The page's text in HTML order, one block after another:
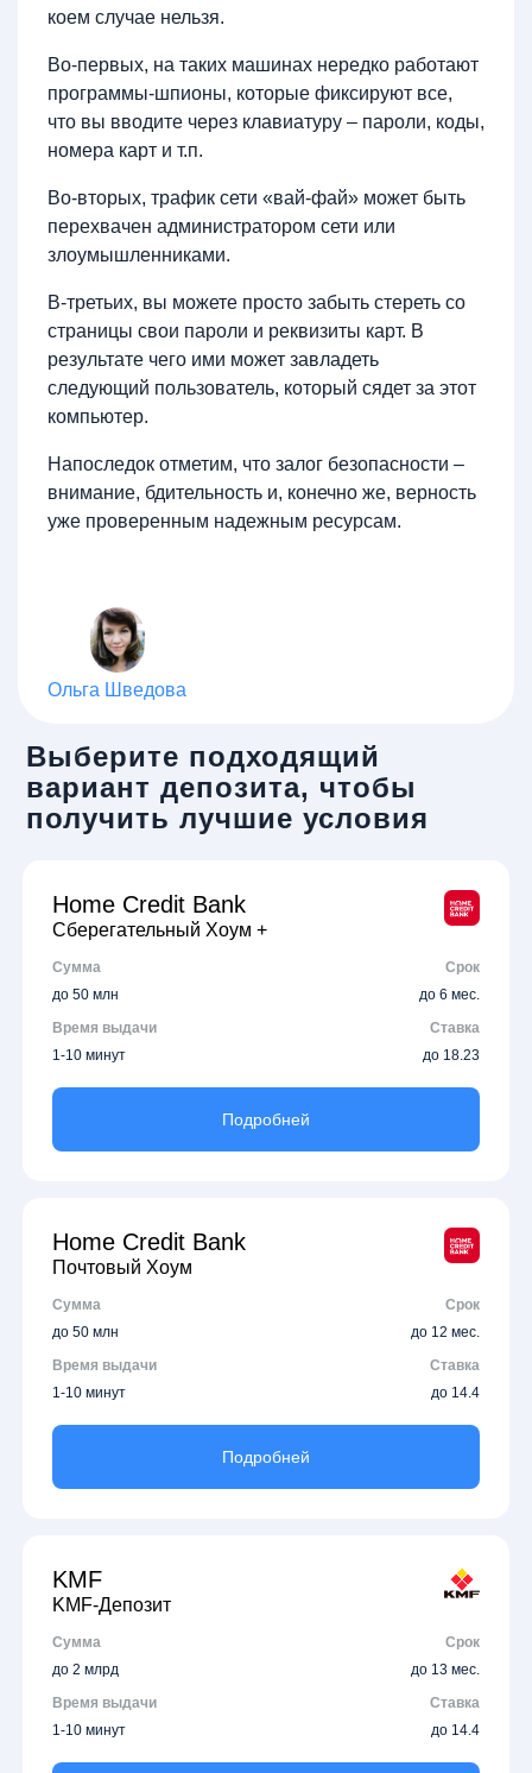
коем случае нельзя.
Во-первых, на таких машинах нередко работают
программы-шпионы, которые фиксируют все,
что вы вводите через клавиатуру – пароли, коды,
номера карт и т.п.
Во-вторых, трафик сети «вай-фай» может быть
перехвачен администратором сети или
злоумышленниками.
В-третьих, вы можете просто забыть стереть со
страницы свои пароли и реквизиты карт. В
результате чего ими может завладеть
следующий пользователь, который сядет за этот
компьютер.
Напоследок отметим, что залог безопасности –
внимание, бдительность и, конечно же, верность
уже проверенным надежным ресурсам.
Ольга Шведова
Выберите подходящий
вариант депозита, чтобы
получить лучшие условия
Home Credit Bank
Сберегательный Хоум +
Сумма
Срок
до 50 млн
до 6 мес.
Время выдачи
Ставка
1-10 минут
до 18.23
Подробней
Home Credit Bank
Почтовый Хоум
Сумма
Срок
до 50 млн
до 12 мес.
Время выдачи
Ставка
1-10 минут
до 14.4
Подробней
KMF
KMF-Депозит
Сумма
Срок
до 2 млрд
до 13 мес.
Время выдачи
Ставка
1-10 минут
до 14.4